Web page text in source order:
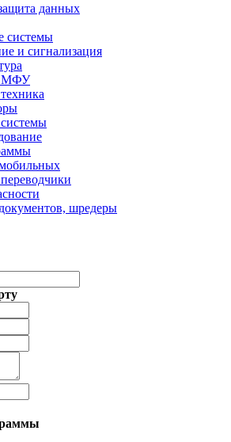
данных
системы
и сигнализация
МФУ
шредеры